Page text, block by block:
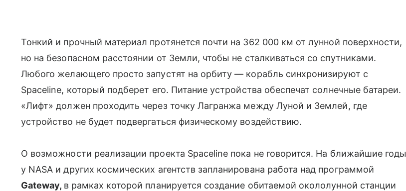
Тонкий и прочный материал протянется почти на 362 000 км от лунной поверхности,
но на безопасном расстоянии от Земли, чтобы не сталкиваться со спутниками.
Любого желающего просто запустят на орбиту — корабль синхронизируют с
Spaceline, который подберет его. Питание устройства обеспечат солнечные батареи.
«Лифт» должен проходить через точку Лагранжа между Луной и Землей, где
устройство не будет подвергаться физическому воздействию.
О возможности реализации проекта Spaceline пока не говорится. На ближайшие годы
у NASA и других космических агентств запланирована работа над программой
Gateway, в рамках которой планируется создание обитаемой окололунной станции